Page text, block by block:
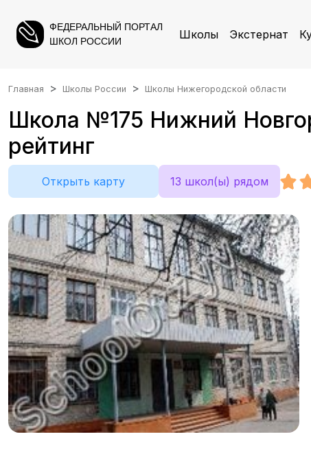
ФЕДЕРАЛЬНЫЙ ПОРТАЛ
ШКОЛ РОССИИ
Школы Экстернат
Главная Школы России Школы Нижегородской области
Школа №175 Нижний
рейтинг
Открыть карту 13 школ(ы) рядом